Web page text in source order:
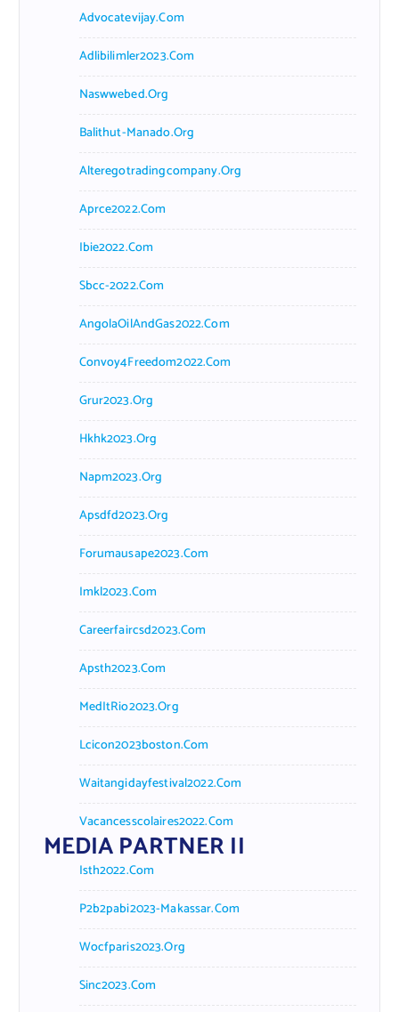
Advocatevijay.com
Adlibilimler2023.com
Naswwebed.org
Balithut-Manado.org
Alteregotradingcompany.org
Aprce2022.com
Ibie2022.com
Sbcc-2022.com
AngolaOilAndGas2022.com
Convoy4Freedom2022.com
Grur2023.org
Hkhk2023.org
Napm2023.org
Apsdfd2023.org
Forumausape2023.com
Imkl2023.com
Careerfaircsd2023.com
Apsth2023.com
MedItRio2023.org
Lcicon2023boston.com
Waitangidayfestival2022.com
Vacancesscolaires2022.com
MEDIA PARTNER II
Isth2022.com
P2b2pabi2023-Makassar.com
Wocfparis2023.org
Sinc2023.com